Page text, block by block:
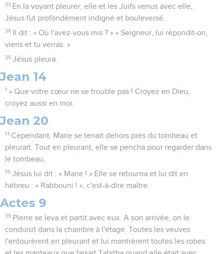
33 En la voyant pleurer, elle et les Juifs venus avec elle,
Jésus fut profondément indigné et bouleversé.
34
Il dit : « Où l'avez-vous mis ? » « Seigneur, lui répondit-on,
viens et tu verras. »
35 Jésus pleura.
Jean 14
1 » Que votre cœur ne se trouble pas ! Croyez en Dieu,
croyez aussi en moi.
Jean 20
11 Cependant, Marie se tenait dehors près du tombeau et
pleurait. Tout en pleurant, elle se pencha pour regarder dans
le tombeau,
16 Jésus lui dit : « Marie ! » Elle se retourna et lui dit en
hébreu : « Rabbouni ! », c'est-à-dire maître.
Actes 9
39 Pierre se leva et partit avec eux. A son arrivée, on le
conduisit dans la chambre à l'étage. Toutes les veuves
l'entourèrent en pleurant et lui montrèrent toutes les robes